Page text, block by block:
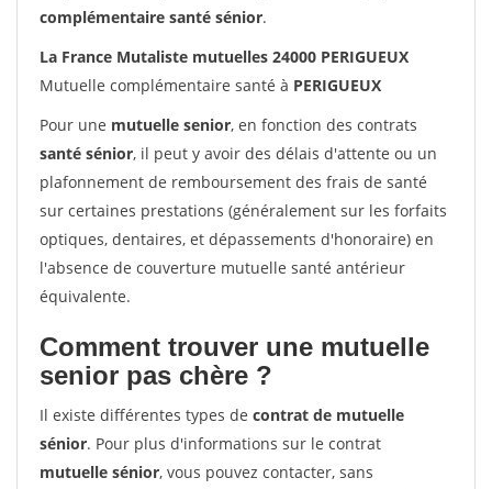
complémentaire santé sénior.
La France Mutaliste mutuelles 24000 PERIGUEUX
Mutuelle complémentaire santé à PERIGUEUX
Pour une mutuelle senior, en fonction des contrats
santé sénior, il peut y avoir des délais d'attente ou un
plafonnement de remboursement des frais de santé
sur certaines prestations (généralement sur les forfaits
optiques, dentaires, et dépassements d'honoraire) en
l'absence de couverture mutuelle santé antérieur
équivalente.
Comment trouver une mutuelle
senior pas chère ?
Il existe différentes types de contrat de mutuelle
sénior. Pour plus d'informations sur le contrat
mutuelle sénior, vous pouvez contacter, sans